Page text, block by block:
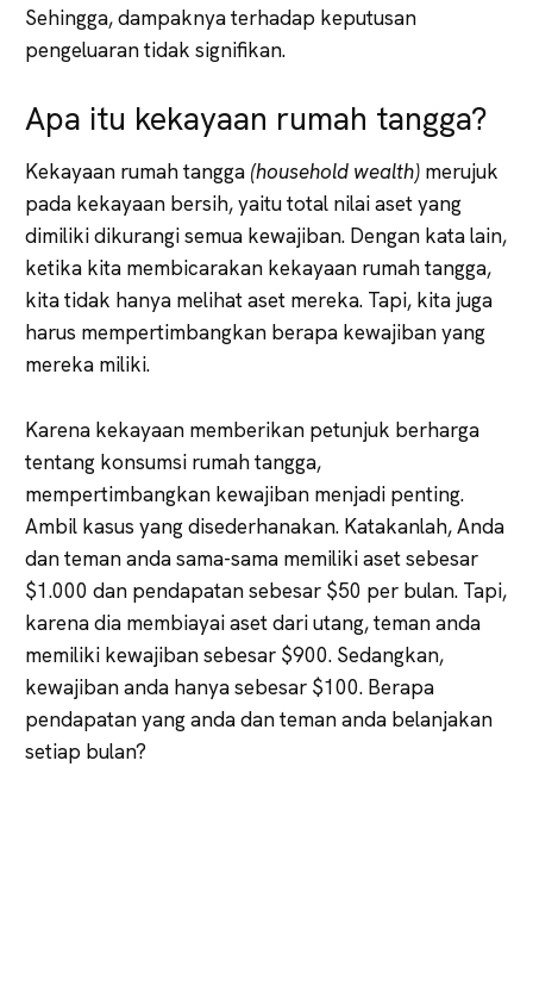
Sehingga, dampaknya terhadap keputusan
pengeluaran tidak signifikan.
Apa itu kekayaan rumah tangga?
Kekayaan rumah tangga (household wealth) merujuk
pada kekayaan bersih, yaitu total nilai aset yang
dimiliki dikurangi semua kewajiban. Dengan kata lain,
ketika kita membicarakan kekayaan rumah tangga,
kita tidak hanya melihat aset mereka. Tapi, kita juga
harus mempertimbangkan berapa kewajiban yang
mereka miliki.
Karena kekayaan memberikan petunjuk berharga
tentang konsumsi rumah tangga,
mempertimbangkan kewajiban menjadi penting.
Ambil kasus yang disederhanakan. Katakanlah, Anda
dan teman anda sama-sama memiliki aset sebesar
$1.000 dan pendapatan sebesar $50 per bulan. Tapi,
karena dia membiayai aset dari utang, teman anda
memiliki kewajiban sebesar $900. Sedangkan,
kewajiban anda hanya sebesar $100. Berapa
pendapatan yang anda dan teman anda belanjakan
setiap bulan?